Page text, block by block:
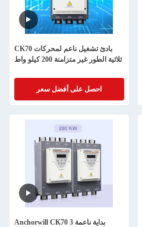
CK70 بادئ تشغيل ناعم لمحركات
ثلاثية الطور غير متزامنة 200 كيلو واط
احصل على أفضل سعر
Anchorwill CK70 بداية ناعمة 3